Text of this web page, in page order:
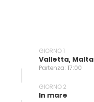
GIORNO 1
Valletta, Malta
Partenza: 17:00
GIORNO 2
In mare